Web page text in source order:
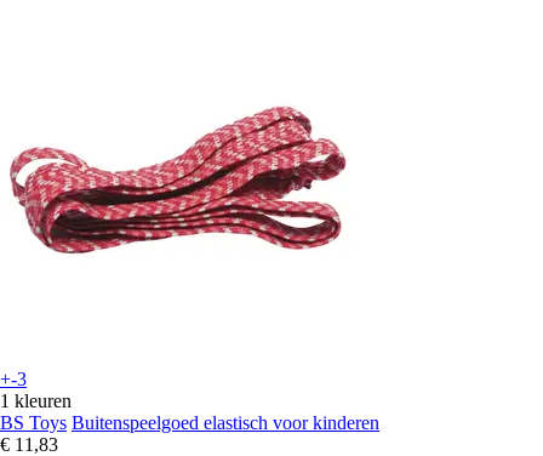
+-3
1 kleuren
BS Toys Buitenspeelgoed elastisch voor kinderen
€ 11,83